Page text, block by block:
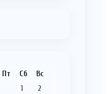
Пт Сб Вс
1
2